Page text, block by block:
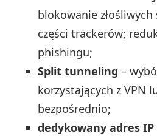
blokowanie
części trackerów;
phishingu;
Split tunneling –
korzystających z VPN
bezpośrednio;
dedykowany adres IP